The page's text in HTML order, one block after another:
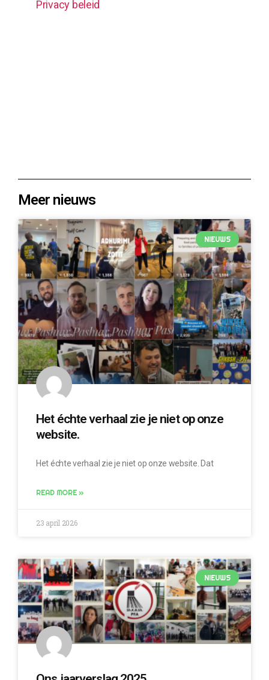
Privacy beleid
Meer nieuws
NIEUWS
Het échte verhaal zie je niet op onze
website.
Het échte verhaal zie je niet op onze website. Dat
READ MORE »
23 april 2026
NIEUWS